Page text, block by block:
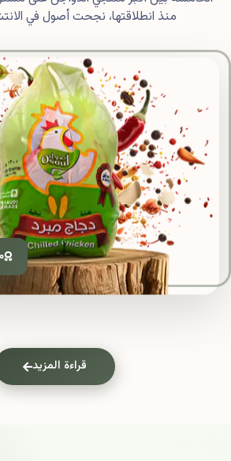
منذ انطلاقتها، نجحت أصول في
قراءة المزيد